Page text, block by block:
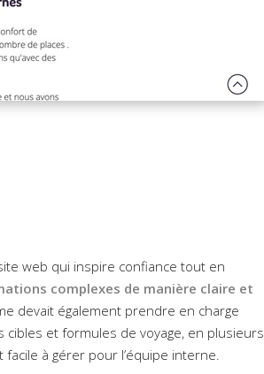
web qui inspire confiance tout en
complexes de manière claire et
devait également prendre en charge
cibles et formules de voyage, en plusieurs
à gérer pour l’équipe interne.